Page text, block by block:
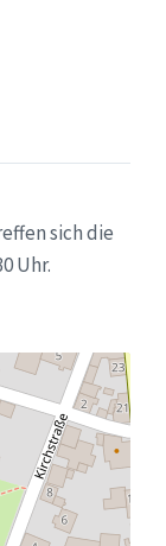
sich die
Uhr.